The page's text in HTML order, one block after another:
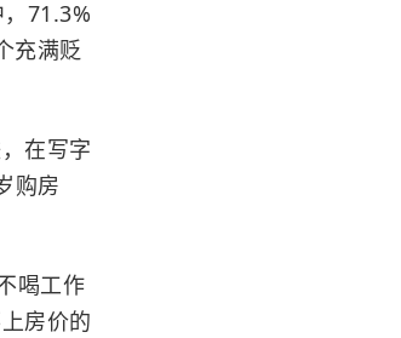
71.3%
充满贬
在写字
购房
喝工作
房价的